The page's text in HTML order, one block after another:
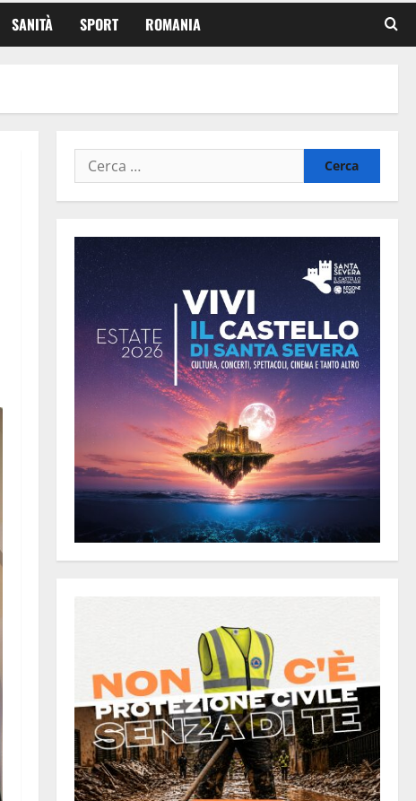
SANITÀ SPORT ROMANIA
Ricerca
per: